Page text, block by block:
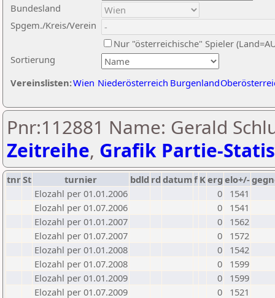
Sortierung
Bundesland
Spgem./Kreis/Verein
Nur "österreichische" Spieler
Vereinslisten:Wien Niederösterreich Burgenland
Pnr:112881 Name: Gerald
Zeitreihe, Grafik Partie-
tnrSt turnier bdld rd datumf Kerg elo+/-
Elozahl per 01.01.2006
0
1541
Elozahl per 01.07.2006
0
1541
Elozahl per 01.01.2007
0
1562
Elozahl per 01.07.2007
0
1572
Elozahl per 01.01.2008
0
1542
Elozahl per 01.07.2008
0
1599
Elozahl per 01.01.2009
0
1599
Elozahl per 01.07.2009
0
1521